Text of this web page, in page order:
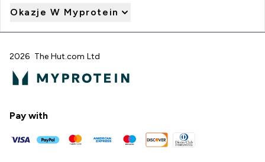
Okazje W Myprotein
2026 The Hut.com Ltd
Pay with